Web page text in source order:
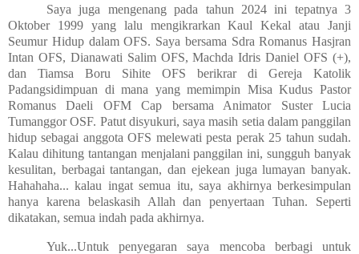
Saya juga mengenang pada tahun 2024 ini tepatnya 3
Oktober 1999 yang lalu mengikrarkan Kaul Kekal atau Janji
Seumur Hidup dalam OFS. Saya bersama Sdra Romanus Hasjran
Intan OFS, Dianawati Salim OFS, Machda Idris Daniel OFS (+),
dan Tiamsa Boru Sihite OFS berikrar di Gereja Katolik
Padangsidimpuan di mana yang memimpin Misa Kudus Pastor
Romanus Daeli OFM Cap bersama Animator Suster Lucia
Tumanggor OSF. Patut disyukuri, saya masih setia dalam panggilan
hidup sebagai anggota OFS melewati pesta perak 25 tahun sudah.
Kalau dihitung tantangan menjalani panggilan ini, sungguh banyak
kesulitan, berbagai tantangan, dan ejekean juga lumayan banyak.
Hahahaha... kalau ingat semua itu, saya akhirnya berkesimpulan
hanya karena belaskasih Allah dan penyertaan Tuhan. Seperti
dikatakan, semua indah pada akhirnya.
Yuk...Untuk penyegaran saya mencoba berbagi untuk